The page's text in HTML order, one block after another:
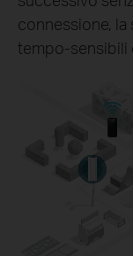
connessione, la
tempo-sensibili